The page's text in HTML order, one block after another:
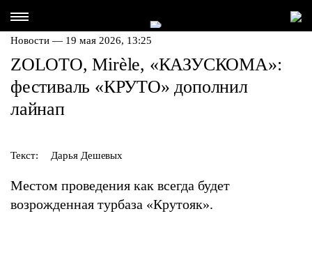
Новости — 19 мая 2026, 13:25
ZOLOTO, Mirèle, «КАЗУСКОМА»:
фестиваль «КРУТО» дополнил
лайнап
Текст: Дарья Дешевых
Местом проведения как всегда будет
возрожденная турбаза «Крутояк».